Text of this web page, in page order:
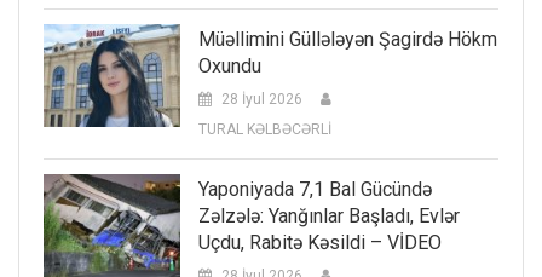
Müəllimini Güllələyən Şagirdə Hökm
Oxundu
28 İyul 2026
TURAL KƏLBƏCƏRLİ
Yaponiyada 7,1 Bal Gücündə
Zəlzələ: Yanğınlar Başladı, Evlər
Uçdu, Rabitə Kəsildi – VİDEO